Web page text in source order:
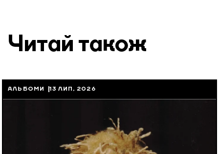
Читай також
АЛЬБОМИ 13 ЛИП, 2026